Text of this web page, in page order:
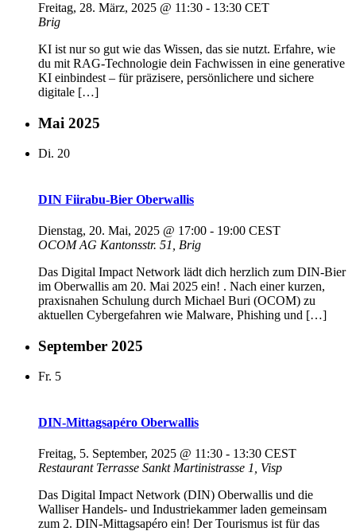
Freitag, 28. März, 2025 @ 11:30 - 13:30 CET
Brig
KI ist nur so gut wie das Wissen, das sie nutzt. Erfahre, wie
du mit RAG-Technologie dein Fachwissen in eine generative
KI einbindest – für präzisere, persönlichere und sichere
digitale […]
Mai 2025
Di. 20
DIN Fiirabu-Bier Oberwallis
Dienstag, 20. Mai, 2025 @ 17:00 - 19:00 CEST
OCOM AG Kantonsstr. 51, Brig
Das Digital Impact Network lädt dich herzlich zum DIN-Bier
im Oberwallis am 20. Mai 2025 ein! . Nach einer kurzen,
praxisnahen Schulung durch Michael Buri (OCOM) zu
aktuellen Cybergefahren wie Malware, Phishing und […]
September 2025
Fr. 5
DIN-Mittagsapéro Oberwallis
Freitag, 5. September, 2025 @ 11:30 - 13:30 CEST
Restaurant Terrasse Sankt Martinistrasse 1, Visp
Das Digital Impact Network (DIN) Oberwallis und die
Walliser Handels- und Industriekammer laden gemeinsam
zum 2. DIN-Mittagsapéro ein! Der Tourismus ist für das